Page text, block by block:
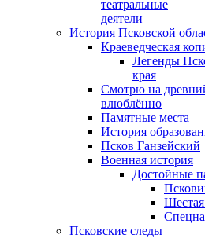
театральные
деятели
История Псковской
Краеведческая
Легенды
края
Смотрю на
влюблённо
Памятные места
История
Псков Ганзейский
Военная история
Достойные
Шестая
Псковские следы